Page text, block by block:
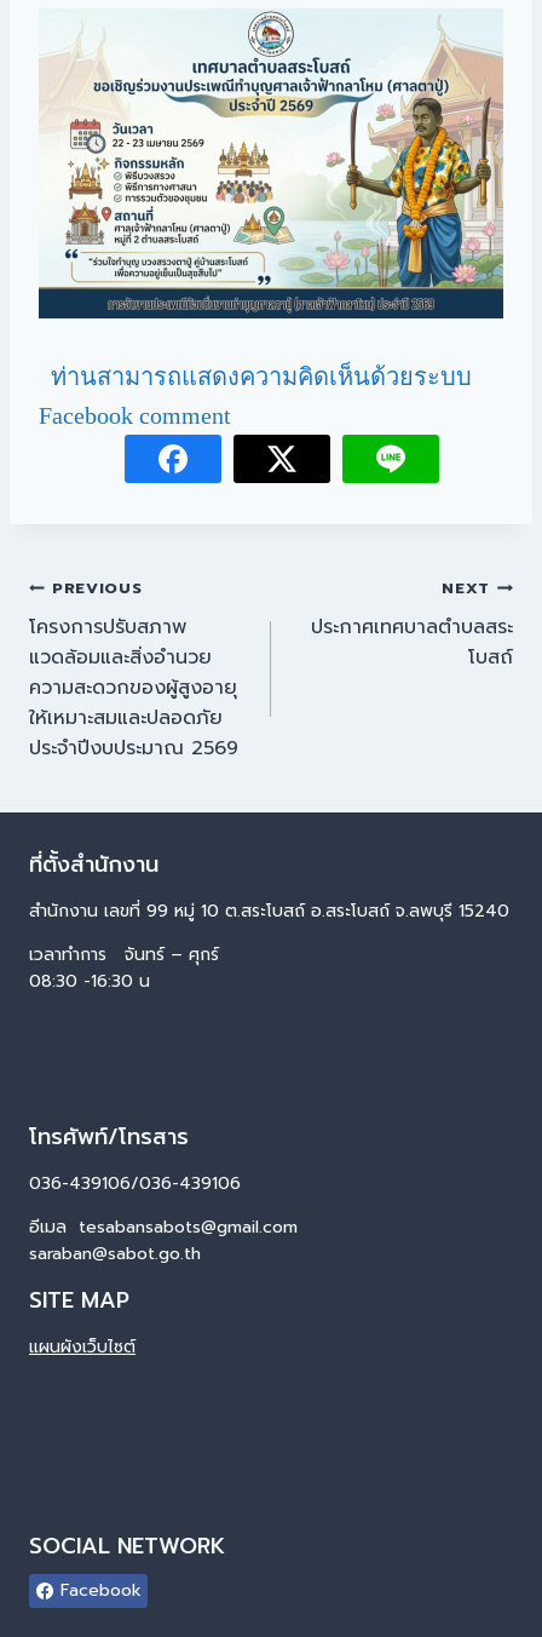
ท่านสามารถแสดงความคิดเห็นด้วยระบบ
Facebook comment
PREVIOUS
โครงการปรับสภาพ
แวดล้อมและสิ่งอำนวย
ความสะดวกของผู้สูงอายุ
ให้เหมาะสมและปลอดภัย
ประจำปีงบประมาณ 2569
NEXT
ประกาศเทศบาลตำบลสระ
โบสถ์
ที่ตั้งสำนักงาน
สำนักงาน เลขที่ 99 หมู่ 10 ต.สระโบสถ์ อ.สระโบสถ์ จ.ลพบุรี 15240
เวลาทำการ จันทร์ – ศุกร์
08:30 -16:30 น
โทรศัพท์/โทรสาร
036-439106/036-439106
อีเมล tesabansabots@gmail.com
saraban@sabot.go.th
SITE MAP
แผนผังเว็บไซต์
SOCIAL NETWORK
Facebook